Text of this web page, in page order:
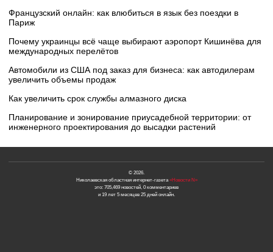
Французский онлайн: как влюбиться в язык без поездки в
Париж
Почему украинцы всё чаще выбирают аэропорт Кишинёва для
международных перелётов
Автомобили из США под заказ для бизнеса: как автодилерам
увеличить объемы продаж
Как увеличить срок службы алмазного диска
Планирование и зонирование приусадебной территории: от
инженерного проектирования до высадки растений
© 2026.
Николаевская областная интернет-газета«Новости N»
это: 705,469 новостей, 0 комментариев
и 19 лет 5 месяцев 25 дней онлайн.